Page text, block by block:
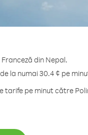
din Nepal.
la numai 30.4 ¢ pe
tarife pe minut către